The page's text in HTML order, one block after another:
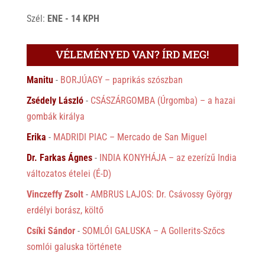
Szél: ENE - 14 KPH
VÉLEMÉNYED VAN? ÍRD MEG!
Manitu- BORJÚAGY – paprikás szószban
Zsédely László- CSÁSZÁRGOMBA (Úrgomba) – a hazai
gombák királya
Erika - MADRIDI PIAC – Mercado de San Miguel
Dr. Farkas Ágnes- INDIA KONYHÁJA – az ezerízű India
változatos ételei (É-D)
Vinczeffy Zsolt- AMBRUS LAJOS: Dr. Csávossy György
erdélyi borász, költő
Csíki Sándor- SOMLÓI GALUSKA – A Gollerits-Szőcs
somlói galuska története